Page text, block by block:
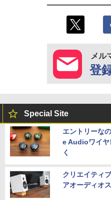
メル
登
Special Site
エントリーな
e Audioワイヤ
く
クリエイティ
アオーディオ